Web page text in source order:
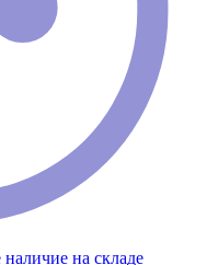
на складе